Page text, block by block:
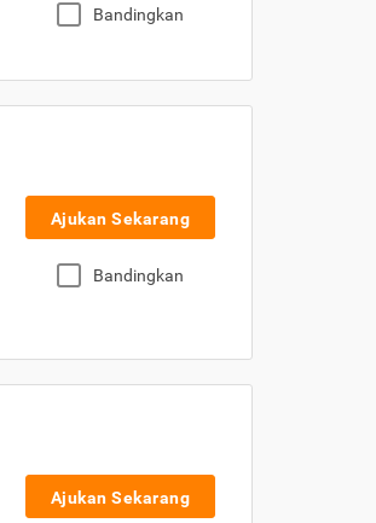
Bandingkan
Ajukan Sekarang
Bandingkan
Ajukan Sekarang